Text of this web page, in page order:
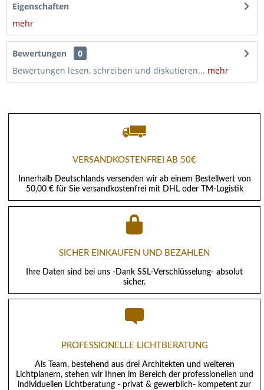
Eigenschaften
mehr
Bewertungen
0
Bewertungen lesen, schreiben und diskutieren... mehr
VERSANDKOSTENFREI AB 50€
Innerhalb Deutschlands versenden wir ab einem Bestellwert von
50,00 € für Sie versandkostenfrei mit DHL oder TM-Logistik
SICHER EINKAUFEN UND BEZAHLEN
Ihre Daten sind bei uns -Dank SSL-Verschlüsselung- absolut
sicher.
PROFESSIONELLE LICHTBERATUNG
Als Team, bestehend aus drei Architekten und weiteren
Lichtplanern, stehen wir Ihnen im Bereich der professionellen und
individuellen Lichtberatung - privat & gewerblich- kompetent zur